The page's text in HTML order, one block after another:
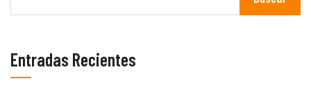
Entradas Recientes